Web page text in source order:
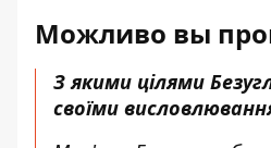
Можливо вы
З якими цілями
своїми